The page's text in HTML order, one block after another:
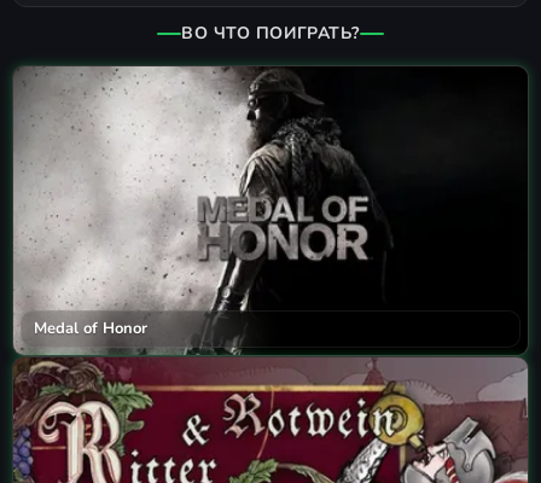
ВО ЧТО ПОИГРАТЬ?
Medal of Honor